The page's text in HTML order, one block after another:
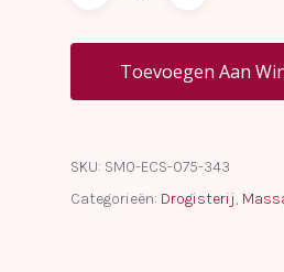
Toevoegen Aan
SKU: SMO-ECS-075-343
Categorieën: Drogisterij,